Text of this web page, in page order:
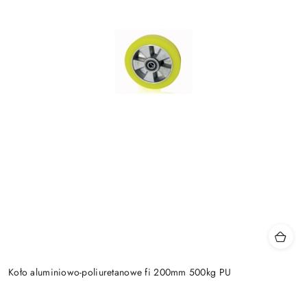
Koło aluminiowo-poliuretanowe fi 200mm 500kg PU